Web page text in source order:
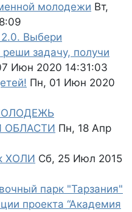
молодежи Вт,
Выбери
задачу, получи
Июн 2020 14:31:03
Пн, 01 Июн 2020
ОБЛАСТИ Пн, 18 Апр
ХОЛИ Сб, 25 Июл 2015
парк "Тарзания"
проекта “Академия